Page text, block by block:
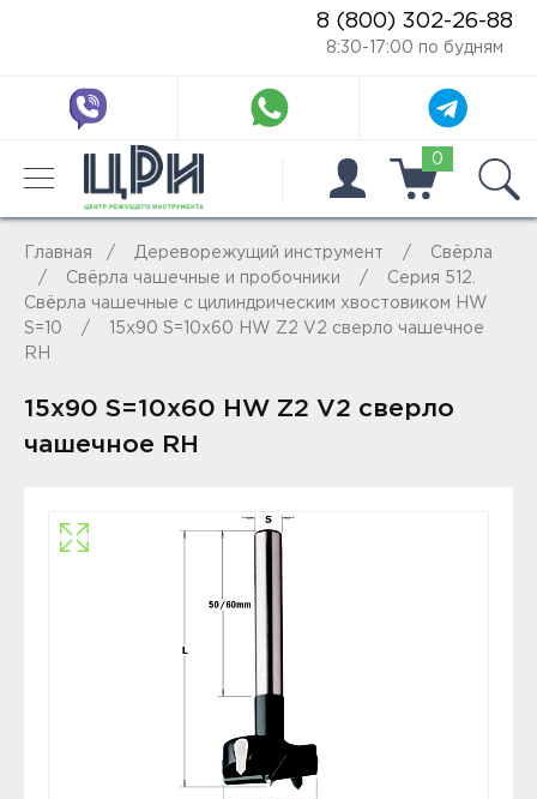
8 (800) 302-26-88
8:30-17:00 по будням
0
Главная Дереворежущий инструмент
Свёрла
Свёрла чашечные и пробочники
Серия 512.
Свёрла чашечные с цилиндрическим хвостовиком HW
S=10
15x90 S=10x60 HW Z2 V2 сверло чашечное
RH
15x90 S=10x60 HW Z2 V2 сверло
чашечное RH